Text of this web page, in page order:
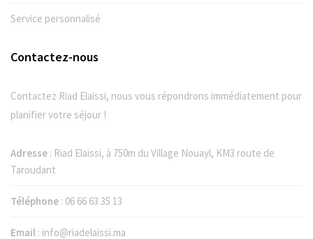
Service personnalisé
Contactez-nous
Contactez Riad Elaissi, nous vous répondrons immédiatement pour
planifier votre séjour !
Adresse : Riad Elaissi, à 750m du Village Nouayl, KM3 route de
Taroudant
Téléphone : 06 66 63 35 13
Email : info@riadelaissi.ma